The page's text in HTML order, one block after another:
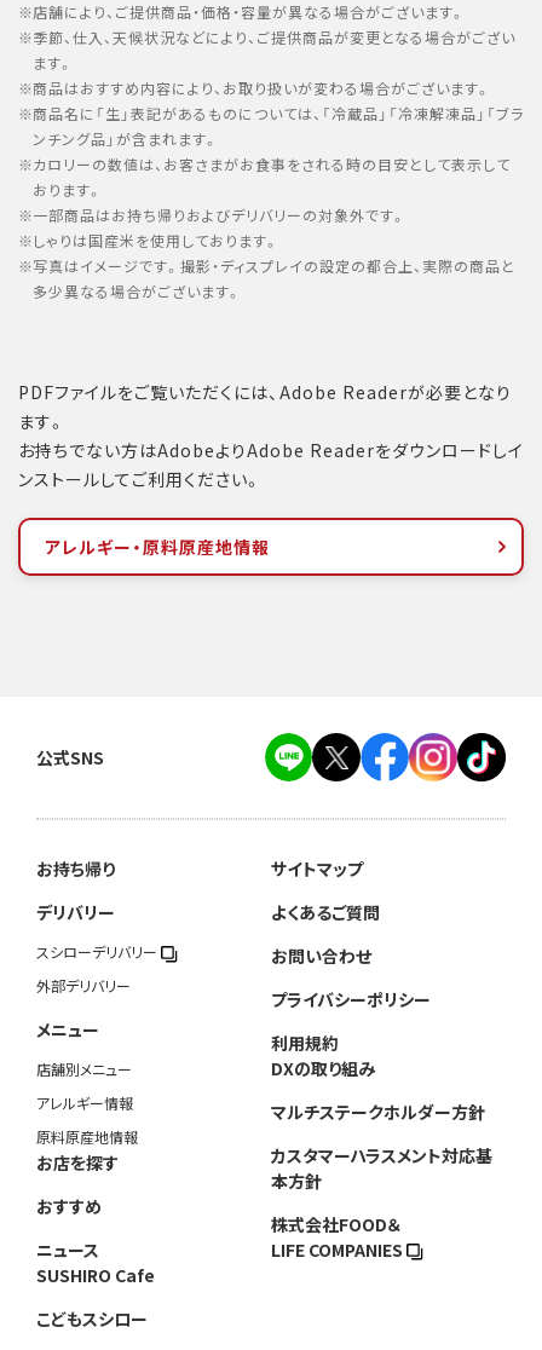
店舗により、ご提供商品・価格・容量が異なる場合がございます。
季節、仕入、天候状況などにより、ご提供商品が変更となる場合がござい
ます。
商品はおすすめ内容により、お取り扱いが変わる場合がございます。
商品名に「生」表記があるものについては、「冷蔵品」「冷凍解凍品」「ブラ
ンチング品」が含まれます。
カロリーの数値は、お客さまがお食事をされる時の目安として表示して
おります。
一部商品はお持ち帰りおよびデリバリーの対象外です。
しゃりは国産米を使用しております。
写真はイメージです。撮影・ディスプレイの設定の都合上、実際の商品と
多少異なる場合がございます。
PDFファイルをご覧いただくには、Adobe Readerが必要となり
ます。
お持ちでない方はAdobeよりAdobe Readerをダウンロードしイ
ンストールしてご利用ください。
アレルギー・原料原産地情報
公式SNS
お持ち帰り
デリバリー
スシローデリバリー
外部デリバリー
メニュー
店舗別メニュー
アレルギー情報
原料原産地情報
お店を探す
おすすめ
ニュース
SUSHIRO Cafe
こどもスシロー
サイトマップ
よくあるご質問
お問い合わせ
プライバシーポリシー
利用規約
DXの取り組み
マルチステークホルダー方針
カスタマーハラスメント対応基
本方針
株式会社FOOD＆
LIFE COMPANIES